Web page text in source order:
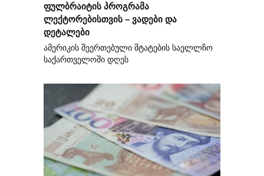
ფულბრაიტის პროგრამა
ლექტორებისთვის – ვადები და
დეტალები
ამერიკის შეერთებული შტატების საელლჩო
საქართველოში დღეს